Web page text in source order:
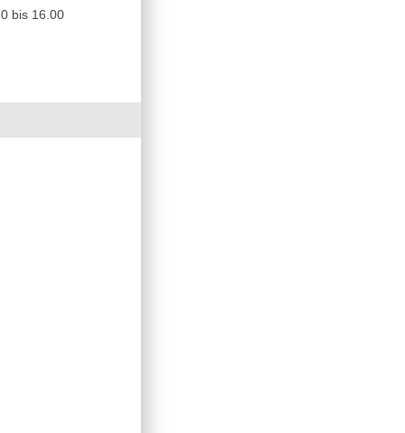
bis 16.00